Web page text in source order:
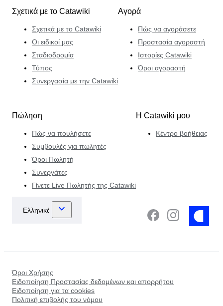
Σχετικά με το Catawiki
Σχετικά με το Catawiki
Οι ειδικοί μας
Σταδιοδρομία
Τύπος
Συνεργασία με την Catawiki
Αγορά
Πώς να αγοράσετε
Προστασία αγοραστή
Ιστορίες Catawiki
Όροι αγοραστή
Πώληση
Πώς να πουλήσετε
Συμβουλές για πωλητές
Όροι Πωλητή
Συνεργάτες
Γίνετε Live Πωλητής της Catawiki
Η Catawiki μου
Κέντρο βοήθειας
Όροι Χρήσης
Ειδοποίηση Προστασίας δεδομένων και απορρήτου
Ειδοποίηση για τα cookies
Πολιτική επιβολής του νόμου